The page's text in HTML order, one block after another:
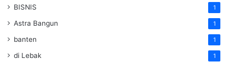
BISNIS 1
Astra Bangun 1
banten 1
di Lebak 1